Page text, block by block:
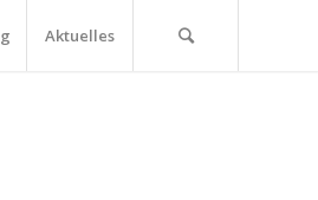
Aktuelles